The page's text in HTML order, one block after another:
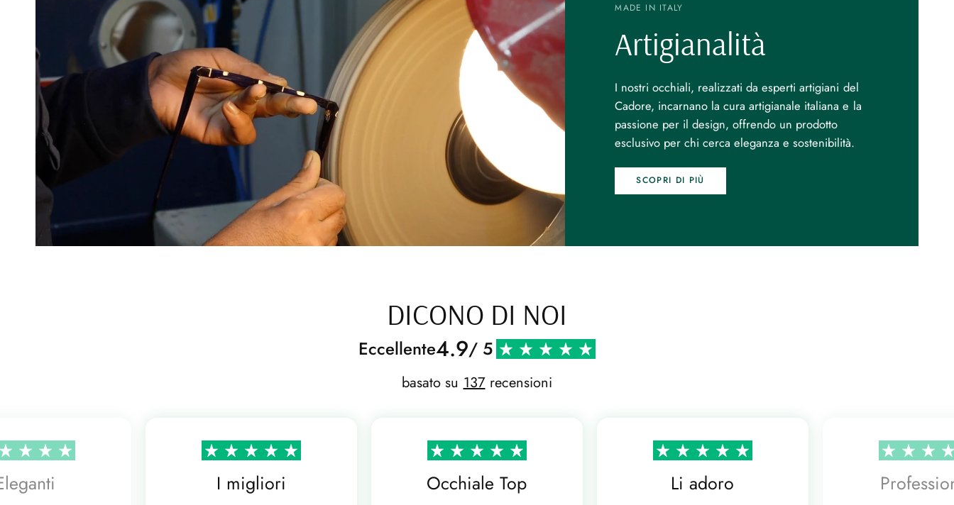
MADE IN ITALY
Artigianalità
I nostri occhiali, realizzati da esperti artigiani del
Cadore, incarnano la cura artigianale italiana e la
passione per il design, offrendo un prodotto
esclusivo per chi cerca eleganza e sostenibilità.
SCOPRI DI PIÙ
DICONO DI NOI
Eccellente4.9/ 5
basato su137recensioni
I migliori Occhiale Top Li adoro